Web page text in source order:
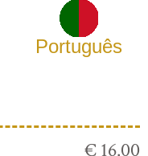
Português
€ 16.00